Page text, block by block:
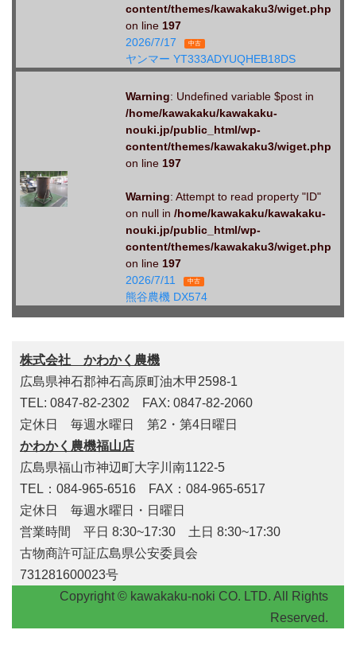
content/themes/kawakaku3/wiget.php
on line 197
2026/7/17
中古
ヤンマー YT333ADYUQHEB18DS
Warning: Undefined variable $post in
/home/kawakaku/kawakaku-
nouki.jp/public_html/wp-
content/themes/kawakaku3/wiget.php
on line 197
Warning: Attempt to read property "ID"
on null in /home/kawakaku/kawakaku-
nouki.jp/public_html/wp-
content/themes/kawakaku3/wiget.php
on line 197
2026/7/11
中古
熊谷農機 DX574
株式会社 かわかく農機
広島県神石郡神石高原町油木甲2598-1
TEL: 0847-82-2302 FAX: 0847-82-2060
定休日 毎週水曜日 第2・第4日曜日
かわかく農機福山店
広島県福山市神辺町大字川南1122-5
TEL：084-965-6516 FAX：084-965-6517
定休日 毎週水曜日・日曜日
営業時間 平日 8:30~17:30 土日 8:30~17:30
古物商許可証広島県公安委員会
731281600023号
Copyright © kawakaku-noki CO. LTD. All Rights
Reserved.